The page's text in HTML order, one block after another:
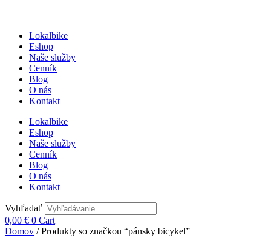
Lokalbike
Eshop
Naše služby
Cenník
Blog
O nás
Kontakt
Lokalbike
Eshop
Naše služby
Cenník
Blog
O nás
Kontakt
Vyhľadať
0,00 € 0 Cart
Domov / Produkty so značkou “pánsky bicykel”